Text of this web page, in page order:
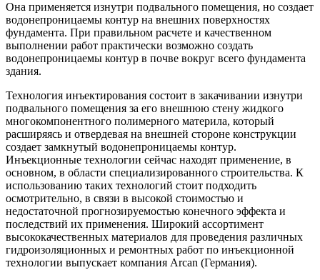
Она применяется изнутри подвального помещения, но создает
водонепроницаемы контур на внешних поверхностях
фундамента. При правильном расчете и качественном
выполнении работ практически возможно создать
водонепроницаемы контур в почве вокруг всего фундамента
здания.
Технология инъектирования состоит в закачивании изнутри
подвального помещения за его внешнюю стену жидкого
многокомпонентного полимерного материла, который
расширяясь и отвердевая на внешней стороне конструкции
создает замкнутый водонепроницаемы контур.
Инъекционные технологии сейчас находят применение, в
основном, в области специализированного строительства. К
использованию таких технологий стоит подходить
осмотрительно, в связи в высокой стоимостью и
недостаточной прогнозируемостью конечного эффекта и
последствий их применения. Широкий ассортимент
высококачественных материалов для проведения различных
гидроизоляционных и ремонтных работ по инъекционной
технологии выпускает компания Arсan (Германия).